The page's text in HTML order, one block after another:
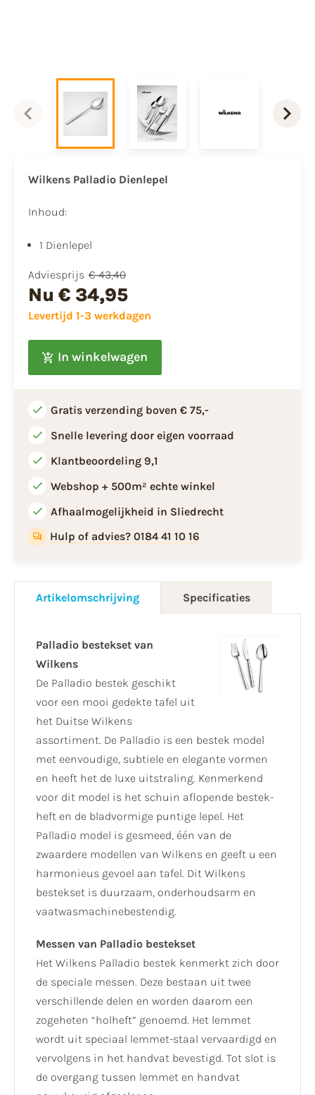
Wilkens Palladio Dienlepel
Inhoud:
1 Dienlepel
Adviesprijs € 43,40
Nu € 34,95
Levertijd 1-3 werkdagen
In winkelwagen
Gratis verzending boven € 75,-
Snelle levering door eigen voorraad
Klantbeoordeling 9,1
Webshop + 500m² echte winkel
Afhaalmogelijkheid in Sliedrecht
Hulp of advies? 0184 41 10 16
Artikelomschrijving Specificaties
Palladio bestekset van
Wilkens
De Palladio bestek geschikt
voor een mooi gedekte tafel uit
het Duitse Wilkens
assortiment. De Palladio is een bestek model
met eenvoudige, subtiele en elegante vormen
en heeft het de luxe uitstraling. Kenmerkend
voor dit model is het schuin aflopende bestek-
heft en de bladvormige puntige lepel. Het
Palladio model is gesmeed, één van de
zwaardere modellen van Wilkens en geeft u een
harmonieus gevoel aan tafel. Dit Wilkens
bestekset is duurzaam, onderhoudsarm en
vaatwasmachinebestendig.
Messen van Palladio bestekset
Het Wilkens Palladio bestek kenmerkt zich door
de speciale messen. Deze bestaan uit twee
verschillende delen en worden daarom een
zogeheten “holheft” genoemd. Het lemmet
wordt uit speciaal lemmet-staal vervaardigd en
vervolgens in het handvat bevestigd. Tot slot is
de overgang tussen lemmet en handvat